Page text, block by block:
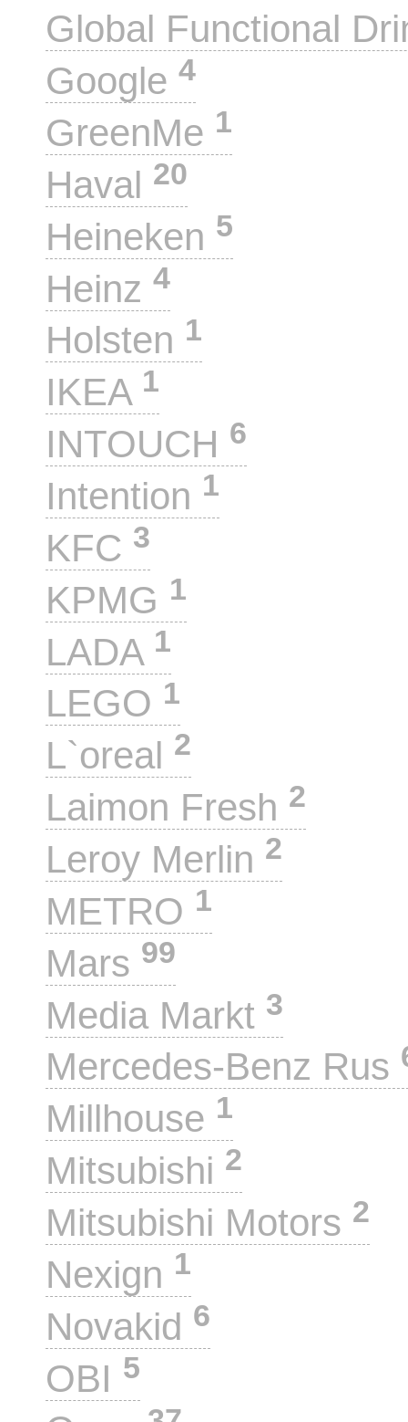
Global Functional
Google 4
GreenMe 1
Haval 20
Heineken 5
Heinz 4
Holsten 1
IKEA 1
INTOUCH 6
Intention 1
KFC 3
KPMG 1
LADA 1
LEGO 1
L`oreal 2
Laimon Fresh 2
Leroy Merlin 2
METRO 1
Mars 99
Media Markt 3
Mercedes-Benz Rus
Millhouse 1
Mitsubishi 2
Mitsubishi Motors 2
Nexign 1
Novakid 6
OBI 5